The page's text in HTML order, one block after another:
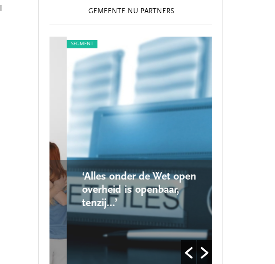
GEMEENTE.NU PARTNERS
SEGMENT
‘Alles onder de Wet open
overheid is openbaar,
tenzij…’